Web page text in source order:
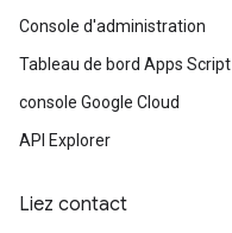
Console d'administration
Tableau de bord Apps Script
console Google Cloud
API Explorer
Liez contact